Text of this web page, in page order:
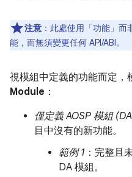
注意 ：此處使用「功能」 而
能，而無須變更任何 API/ABI。
視模組中定義的功能而定，
Module ：
僅定義 AOSP 模組
目中沒有的新功能。
範例 1 ：完整且
DA 模組。